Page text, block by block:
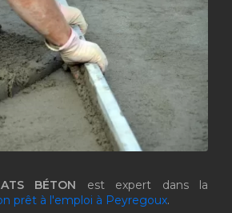
BÉTON est expert dans la
prêt à l'emploi à Peyregoux.